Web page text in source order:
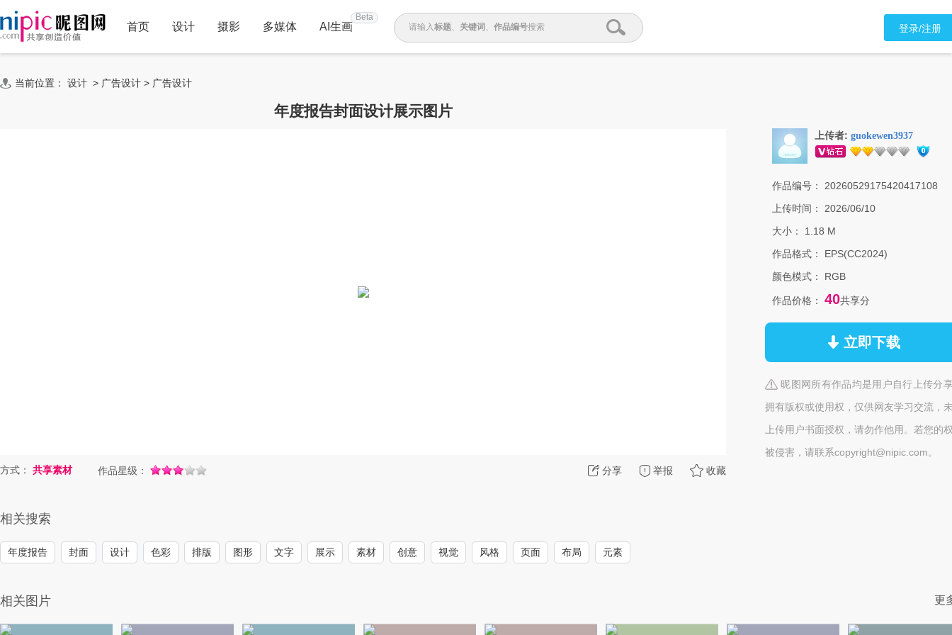
首页 设计 摄影 多媒体 AI生画
Beta
请输入标题、 关键词 、 作品编号搜索 登录/注册
当前位置： 设计 > 广告设计 > 广告设计
年度报告封面设计展示图片
分享 举报 收藏
方式： 共享素材 作品星级：
上传者: guokewen3937
作品编号：
20260529175420417108
上传时间：
2026/06/10
大小：
1.18 M
作品格式：
EPS(CC2024)
颜色模式：
RGB
作品价格： 40共享分
立即下载
昵图网所有作品均是用户自行上传分
拥有版权或使用权，仅供网友学习交流，
上传用户书面授权，请勿作他用。若您的
被侵害，请联系copyright@nipic.com。
相关搜索
年度报告 封面 设计 色彩 排版 图形 文字 展示 素材 创意 视觉 风格 页面 布局 元素
相关图片 更